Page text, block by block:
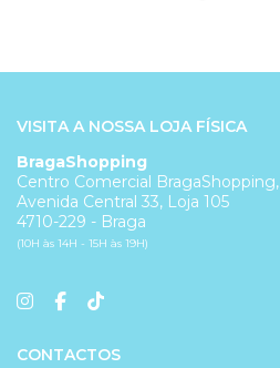
VISITA A NOSSA LOJA FÍSICA
BragaShopping
Centro Comercial BragaShopping,
Avenida Central 33, Loja 105
4710-229 - Braga
(10H às 14H - 15H às 19H)
CONTACTOS